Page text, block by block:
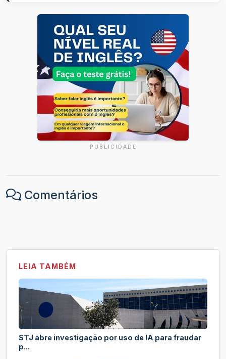
PUBLICIDADE
Comentários
LEIA TAMBÉM
STJ abre investigação por uso de IA para fraudar
p...